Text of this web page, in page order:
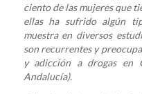
ciento de las mujeres que
ellas ha sufrido algún
muestra en diversos
son recurrentes y
y adicción a drogas en
Andalucía).